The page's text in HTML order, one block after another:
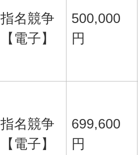
指名競争
【電子】
500,000
円
指名競争
【電子】
699,600
円